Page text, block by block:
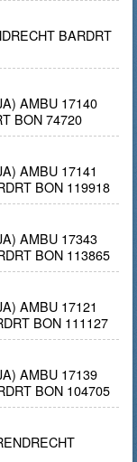
BARDRT
AMBU 17140
BON 74720
AMBU 17141
BON 119918
AMBU 17343
BON 113865
AMBU 17121
BON 111127
AMBU 17139
BON 104705